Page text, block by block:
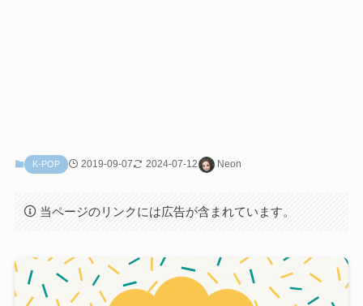
K-POP 2019-09-07 2024-07-12 Neon
当ページのリンクには広告が含まれています。